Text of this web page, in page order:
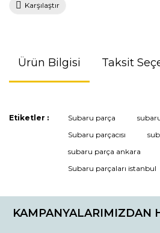
Karşılaştır
Ürün Bilgisi Taksit
Bu ürünün fiyat bilgisi, resim, ürün
kullanarak tarafımıza iletebilirsiniz.
Görüş ve önerileriniz için teşekkür
Ürün açıklamasında eksik bilgiler
Ürün bilgilerinde hatalar bulunuyor.
Etiketler : Subaru parça
Subaru parçacısı
subaru parça ankara
Subaru parçaları istanbul
KAMPANYALARIMIZDAN